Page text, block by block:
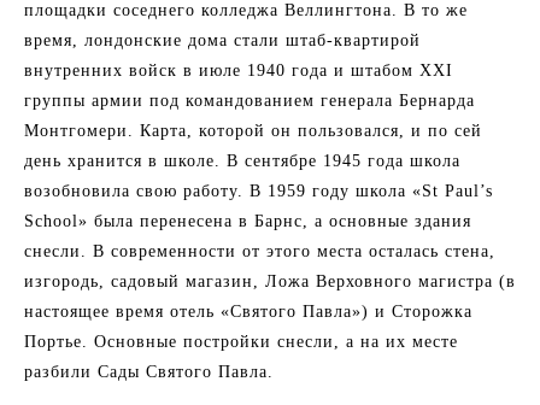
площадки соседнего колледжа Веллингтона. В то же
время, лондонские дома стали штаб-квартирой
внутренних войск в июле 1940 года и штабом XXI
группы армии под командованием генерала Бернарда
Монтгомери. Карта, которой он пользовался, и по сей
день хранится в школе. В сентябре 1945 года школа
возобновила свою работу. В 1959 году школа «St Paul’s
School» была перенесена в Барнс, а основные здания
снесли. В современности от этого места осталась стена,
изгородь, садовый магазин, Ложа Верховного магистра (в
настоящее время отель «Святого Павла») и Сторожка
Портье. Основные постройки снесли, а на их месте
разбили Сады Святого Павла.